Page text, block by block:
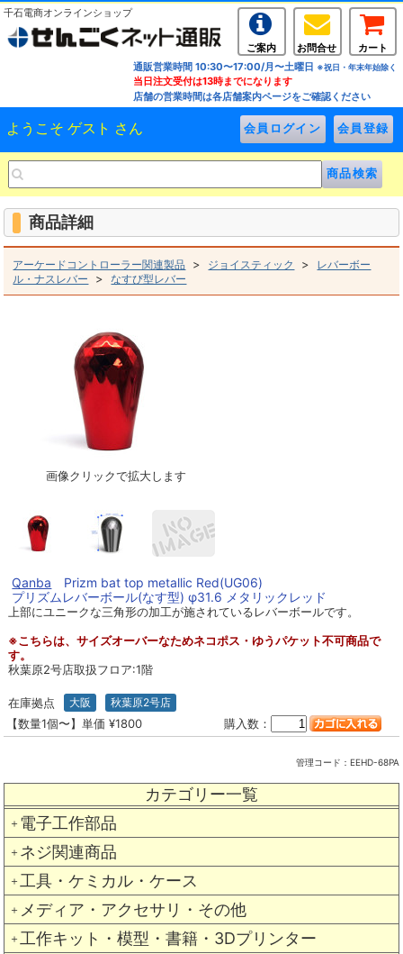
千石電商オンラインショップ
ご案内 お問合せ
カート
通販営業時間 10:30〜17:00/月〜土曜日 ※祝日・年末年始除く
当日注文受付は13時までになります
店舗の営業時間は各店舗案内ページをご確認ください
ようこそ ゲスト さん
カテゴリー一覧
＋ 電子工作部品
＋ ネジ関連商品
＋ 工具・ケミカル・ケース
＋ メディア・アクセサリ・その他
＋ 工作キット・模型・書籍・3Dプリンター
商品詳細
アーケードコントローラー関連製品 > ジョイスティック > レバーボー
ル・ナスレバー
>なすび型レバー
画像クリックで拡大します
Qanba Prizm bat top metallic Red(UG06)
プリズムレバーボール(なす型) φ31.6 メタリックレッド
上部にユニークな三角形の加工が施されているレバーボールです。
※こちらは、サイズオーバーなためネコポス・ゆうパケット不可商品で
す。
秋葉原2号店取扱フロア:1階
在庫拠点 大阪 秋葉原2号店
【数量1個〜】単価 ¥1800 購入数：
管理コード： EEHD-68PA